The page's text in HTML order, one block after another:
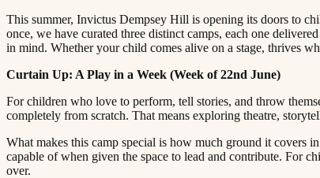
This summer, Invictus Dempsey Hill is opening its doors to
once, we have curated three distinct camps, each one
in mind. Whether your child comes alive on a stage, thrives when they are thinking strategically, or simply wants to
Curtain Up: A Play in a Week (Week of 22nd June)​​​​‌ ‍ ​‍​‍‌‍ ‌ ​‍‌‍‍‌‌‍‌ ‌‍‍‌‌‍ ‍​‍​‍​ ‍‍​‍​‍‌ ​ ‌‍​‌‌‍ ‍‌‍‍‌‌ ‌​‌ ‍‌​‍ ‍‌‍‍‌‌‍ ​‍​‍​‍ ​​‍​‍‌‍‍​‌ ​‍‌‍‌‌‌‍‌‍​‍​‍​ ‍‍​‍​‍​‍ ‌ ​ ‌ ‌​‌ ‌‌‌‍‌​‌‍‍‌‌‍ ​‍ ‌‍‍‌‌‍ ‍‌ ‌​‌‍‌‌‌‍ ‍‌ ‌​​‍ ‌‍‌‌‌‍‌​‌‍‍‌‌ ‌​​‍ ‌‍ ‌‌‍ ‌‍‌​‌‍‌‌​ ‌‌ ​​‌ ​‍‌‍‌‌‌ ​ ‌‍‌‌‌‍ ‍‌ ‌​‌‍​‌‌ ‌​‌‍‍‌‌‍ ‌‍ ‍​ ‍ ‌‍‍‌‌‍‌​​ ‌​ ‌‌‌‍‌‌​ ​ ​ ​‍​ ‌ ​ ​​​ ‍​‌‍‌‌​‍ ‌​ ‍‌‌‍​‌​ ‌ ​ ​​​‍ ‌​ ‌​‌‍‌‍‌‍‌​​ ‍‌​‍ ‌‌‍​‍‌‍​‍​ ‍​​ ​‌​‍ ‌​ ​​​ ‌​​ ‍‌​ ‌​​ ‌ ​ ​‌‌‍​ ​ ​​​ ‌​​ ‍​‌‍​ ​ ‌‌​ ‍ ‌ ‌​‌ ‍‌‌ ​​‌‍‌‌​ ‌‌‍ ‍‌‍‌‌‌ ‌ ‌ ​ ​ ‍ ‌ ​​‌‍​‌‌ ‌​‌‍‍​​ ‌‌‍​ ‌‍ ‌‍ ‍‌ ‌​‌‍‌‌‌‍ ‍‌ ‌​​‍‌‌​ ‌‌‌​​‍‌‌ ‌‍‍ ‌‍‌‌‌ ‍‌​‍‌‌​ ​ ‌​‌​​‍‌‌​ ​ ‌​‌​​‍‌‌​ ​‍​ ​‍‌‍‌​‌‍‌‍‌‍‌​​ ‌‌‌‍‌‍​ ​ ​ ​​​ ​‌‌‍​‍​ ‌ ‌‍‌‌‌‍‌​​‍‌‌​ ​‍​ ​‍​‍‌‌​ ‌‌‌​‌​​‍ ‍‌‍​ ‌‍‍​‌‍‍‌‌‍ ​‌‍‌​‌ ​‍‌‍‌‌‌‍ ‍​‍‌‌​ ‌‌‌​​‍‌‌ ‌‍‍ ‌‍‌‌‌ ‍‌​‍‌‌​ ​ ‌​‌​​‍‌‌​ ​ ‌​‌​​‍‌‌​ ​‍​ ​‍​ ​​​ ​‌​ ​​‌‍‌​​ ‌‌‌‍​ ​ ‌​​ ‌‍‌‍​‍​ ‍​​ ​‍​ ‌​​‍‌‌​ ​‍​ ​‍​‍‌‌​ ‌‌‌​‌​​‍ ‍‌ ‌​‌‍‌‌‌ ‍​‌ ‌​​ ‌‍​‍‌‍​‌‌ ​ ‌‍‌‌‌‌‌‌‌ ​‍‌‍ ​​ ‌​‍‌‌​ ​‍‌​‌‍‌ ​ ‌ ‌​‌ ‌‌‌‍‌​‌‍‍‌‌‍ ​‍‌‍‌‍‍‌‌‍‌​​ ‌​ ‌‌‌‍‌‌​ ​ ​ ​‍​ ‌ ​ ​​​ ‍​‌‍‌‌​‍ ‌​ ‍‌‌‍​‌​ ‌ ​ ​​​‍ ‌​ ‌​‌‍‌‍‌‍‌​​ ‍‌​‍ ‌‌‍​‍‌‍​‍​ ‍​​ ​‌​‍ ‌​ ​​​ ‌​​ ‍‌​ ‌​​ ‌ ​ ​‌‌‍​ ​ ​​​ ‌​​ ‍​‌‍​ ​ ‌‌​‍‌‍‌ ‌​‌ ‍‌‌ ​​‌‍‌‌​ ‌‌‍ ‍‌‍‌‌‌ ‌ ‌ ​ ​‍‌‍‌ ​​‌‍​‌‌ ‌​‌‍‍​​ ‌‌‍​ ‌‍ ‌‍ ‍‌ ‌​‌‍‌‌‌‍ ‍‌ ‌​​‍‌‌​ ‌‌‌​​‍‌‌ ‌‍‍ ‌‍‌‌‌ ‍‌​‍‌‌​ ​ ‌​‌​​‍‌‌​ ​ ‌​‌​​‍‌‌​ ​‍​ ​‍‌‍‌​‌‍‌‍‌‍‌​​ ‌‌‌‍‌‍​ ​ ​ ​​​ ​‌‌‍​‍​ ‌ ‌‍‌‌‌‍‌​​‍‌‌​ ​‍​ ​‍​‍‌‌​ ‌‌‌​‌​​‍ ‍‌‍​ ‌‍‍​‌‍‍‌‌‍ ​‌‍‌​‌ ​‍‌‍‌‌‌‍ ‍​‍‌‌​ ‌‌‌​​‍‌‌ ‌‍‍ ‌‍‌‌‌ ‍‌​‍‌‌​ ​ ‌​‌​​‍‌‌​ ​ ‌​‌​​‍‌‌​ ​‍​ ​‍​ ​​​ ​‌​ ​​‌‍‌​​ ‌‌‌‍​ ​ ‌​​ ‌‍‌‍​‍​ ‍​​ ​‍​ ‌​​‍‌‌​ ​‍​ ​‍​‍‌‌​ ‌‌‌​‌​​‍ ‍‌ ‌​‌‍‌‌‌ ‍​‌ ‌​​‍‌‍‌ ​​‌‍‌‌‌ ​‍‌ ​ ‌ ​​‌‍‌‌‌‍​ ‌ ‌​‌‍‍‌‌ ‌‍‌‍‌‌​ ‌‌ ​​‌ ‌‌‌‍​‍‌‍ ​‌‍‍‌‌ ​ ‌‍‍​‌‍‌‌‌‍‌​​‍​‍‌ ‌
For children who love to perform, tell stories, and throw
completely from scratch. That means exploring theatre, storytelling, movement, design, costumes, and set and puppet
What makes this camp special is how much ground it covers
capable of when given the space to lead and contribute. For
over.​​​​‌ ‍ ​‍​‍‌‍ ‌ ​‍‌‍‍‌‌‍‌ ‌‍‍‌‌‍ ‍​‍​‍​ ‍‍​‍​‍‌ ​ ‌‍​‌‌‍ ‍‌‍‍‌‌ ‌​‌ ‍‌​‍ ‍‌‍‍‌‌‍ ​‍​‍​‍ ​​‍​‍‌‍‍​‌ ​‍‌‍‌‌‌‍‌‍​‍​‍​ ‍‍​‍​‍​‍ ‌ ​ ‌ ‌​‌ ‌‌‌‍‌​‌‍‍‌‌‍ ​‍ ‌‍‍‌‌‍ ‍‌ ‌​‌‍‌‌‌‍ ‍‌ ‌​​‍ ‌‍‌‌‌‍‌​‌‍‍‌‌ ‌​​‍ ‌‍ ‌‌‍ ‌‍‌​‌‍‌‌​ ‌‌ ​​‌ ​‍‌‍‌‌‌ ​ ‌‍‌‌‌‍ ‍‌ ‌​‌‍​‌‌ ‌​‌‍‍‌‌‍ ‌‍ ‍​ ‍ ‌‍‍‌‌‍‌​​ ‌​ ‌‌‌‍‌‌​ ​ ​ ​‍​ ‌ ​ ​​​ ‍​‌‍‌‌​‍ ‌​ ‍‌‌‍​‌​ ‌ ​ ​​​‍ ‌​ ‌​‌‍‌‍‌‍‌​​ ‍‌​‍ ‌‌‍​‍‌‍​‍​ ‍​​ ​‌​‍ ‌​ ​​​ ‌​​ ‍‌​ ‌​​ ‌ ​ ​‌‌‍​ ​ ​​​ ‌​​ ‍​‌‍​ ​ ‌‌​ ‍ ‌ ‌​‌ ‍‌‌ ​​‌‍‌‌​ ‌‌‍ ‍‌‍‌‌‌ ‌ ‌ ​ ​ ‍ ‌ ​​‌‍​‌‌ ‌​‌‍‍​​ ‌‌‍​ ‌‍ ‌‍ ‍‌ ‌​‌‍‌‌‌‍ ‍‌ ‌​​‍‌‌​ ‌‌‌​​‍‌‌ ‌‍‍ ‌‍‌‌‌ ‍‌​‍‌‌​ ​ ‌​‌​​‍‌‌​ ​ ‌​‌​​‍‌‌​ ​‍​ ​‍​ ‌​​ ‌​​ ​ ​ ‍​​ ‍​​ ‍‌​ ​‌​ ‌‍​ ‌​‌‍​ ​ ‌ ​ ​‍​‍‌‌​ ​‍​ ​‍​‍‌‌​ ‌‌‌​‌​​‍ ‍‌‍​ ‌‍‍​‌‍‍‌‌‍ ​‌‍‌​‌ ​‍‌‍‌‌‌‍ ‍​‍‌‌​ ‌‌‌​​‍‌‌ ‌‍‍ ‌‍‌‌‌ ‍‌​‍‌‌​ ​ ‌​‌​​‍‌‌​ ​ ‌​‌​​‍‌‌​ ​‍​ ​‍​ ‌​​ ‌‍​ ‌ ‌‍​‌‌‍‌‍​ ‌‌​ ‍​​ ‍​​ ‌‌​ ‌‍‌‍‌‍​ ‌​​‍‌‌​ ​‍​ ​‍​‍‌‌​ ‌‌‌​‌​​‍ ‍‌ ‌​‌‍‌‌‌ ‍​‌ ‌​​ ‌‍​‍‌‍​‌‌ ​ ‌‍‌‌‌‌‌‌‌ ​‍‌‍ ​​ ‌​‍‌‌​ ​‍‌​‌‍‌ ​ ‌ ‌​‌ ‌‌‌‍‌​‌‍‍‌‌‍ ​‍‌‍‌‍‍‌‌‍‌​​ ‌​ ‌‌‌‍‌‌​ ​ ​ ​‍​ ‌ ​ ​​​ ‍​‌‍‌‌​‍ ‌​ ‍‌‌‍​‌​ ‌ ​ ​​​‍ ‌​ ‌​‌‍‌‍‌‍‌​​ ‍‌​‍ ‌‌‍​‍‌‍​‍​ ‍​​ ​‌​‍ ‌​ ​​​ ‌​​ ‍‌​ ‌​​ ‌ ​ ​‌‌‍​ ​ ​​​ ‌​​ ‍​‌‍​ ​ ‌‌​‍‌‍‌ ‌​‌ ‍‌‌ ​​‌‍‌‌​ ‌‌‍ ‍‌‍‌‌‌ ‌ ‌ ​ ​‍‌‍‌ ​​‌‍​‌‌ ‌​‌‍‍​​ ‌‌‍​ ‌‍ ‌‍ ‍‌ ‌​‌‍‌‌‌‍ ‍‌ ‌​​‍‌‌​ ‌‌‌​​‍‌‌ ‌‍‍ ‌‍‌‌‌ ‍‌​‍‌‌​ ​ ‌​‌​​‍‌‌​ ​ ‌​‌​​‍‌‌​ ​‍​ ​‍​ ‌​​ ‌​​ ​ ​ ‍​​ ‍​​ ‍‌​ ​‌​ ‌‍​ ‌​‌‍​ ​ ‌ ​ ​‍​‍‌‌​ ​‍​ ​‍​‍‌‌​ ‌‌‌​‌​​‍ ‍‌‍​ ‌‍‍​‌‍‍‌‌‍ ​‌‍‌​‌ ​‍‌‍‌‌‌‍ ‍​‍‌‌​ ‌‌‌​​‍‌‌ ‌‍‍ ‌‍‌‌‌ ‍‌​‍‌‌​ ​ ‌​‌​​‍‌‌​ ​ ‌​‌​​‍‌‌​ ​‍​ ​‍​ ‌​​ ‌‍​ ‌ ‌‍​‌‌‍‌‍​ ‌‌​ ‍​​ ‍​​ ‌‌​ ‌‍‌‍‌‍​ ‌​​‍‌‌​ ​‍​ ​‍​‍‌‌​ ‌‌‌​‌​​‍ ‍‌ ‌​‌‍‌‌‌ ‍​‌ ‌​​‍‌‍‌ ​​‌‍‌‌‌ ​‍‌ ​ ‌ ​​‌‍‌‌‌‍​ ‌ ‌​‌‍‍‌‌ ‌‍‌‍‌‌​ ‌‌ ​​‌ ‌‌‌‍​‍‌‍ ​‌‍‍‌‌ ​ ‌‍‍​‌‍‌‌‌‍‌​​‍​‍‌ ‌